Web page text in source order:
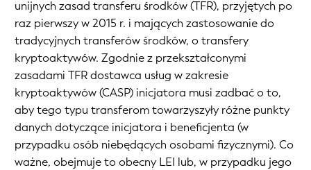
unijnych zasad transferu środków (TFR), przyjętych po
raz pierwszy w 2015 r. i mających zastosowanie do
tradycyjnych transferów środków, o transfery
kryptoaktywów. Zgodnie z przekształconymi
zasadami TFR dostawca usług w zakresie
kryptoaktywów (CASP) inicjatora musi zadbać o to,
aby tego typu transferom towarzyszyły różne punkty
danych dotyczące inicjatora i beneficjenta (w
przypadku osób niebędących osobami fizycznymi). Co
ważne, obejmuje to obecny LEI lub, w przypadku jego